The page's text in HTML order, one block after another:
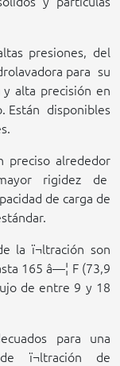
presiones, del
para su
alta precisión en
Están disponibles
preciso alrededor
rigidez de
de carga de
la ï¬ltración son
165 â—¦ F (73,9
de entre 9 y 18
para una
ï¬ltración de